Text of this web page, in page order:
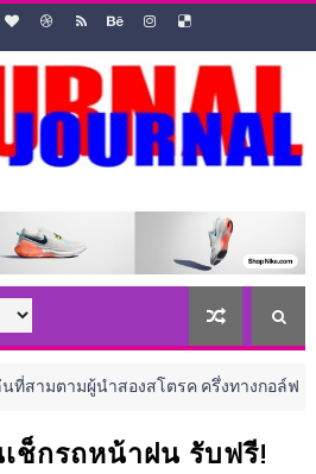
ำสองสโตรค ครึ่งทางกอล์ฟ เอไอจี วีเมนส์
เช็กรถหน้าฝน รับฟรี!